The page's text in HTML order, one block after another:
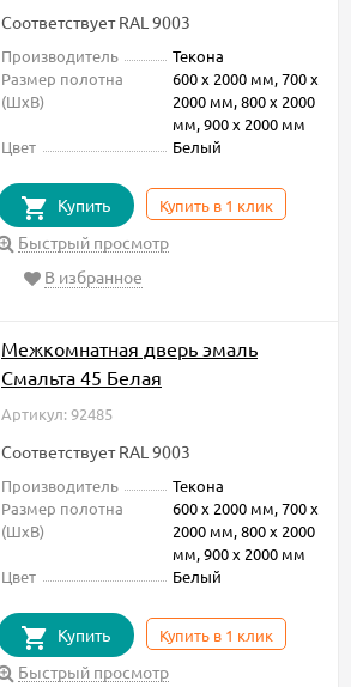
Соответствует RAL 9003
Производитель
Текона
Размер полотна
(ШxВ)
600 х 2000 мм, 700 х
2000 мм, 800 х 2000
мм, 900 х 2000 мм
Цвет
Белый
Купить Купить в 1 клик
Быстрый просмотр
В избранное
Межкомнатная дверь эмаль
Смальта 45 Белая
Артикул: 92485
Соответствует RAL 9003
Производитель
Текона
Размер полотна
(ШxВ)
600 х 2000 мм, 700 х
2000 мм, 800 х 2000
мм, 900 х 2000 мм
Цвет
Белый
Купить Купить в 1 клик
Быстрый просмотр